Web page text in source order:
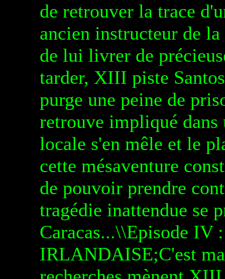
de retrouver la trace
ancien instructeur de
de lui livrer de
tarder, XIII piste
purge une peine de
retrouve impliqué
locale s'en mêle et le
cette mésaventure
de pouvoir prendre
tragédie inattendue se
Caracas...\\Episode IV
IRLANDAISE;C'est